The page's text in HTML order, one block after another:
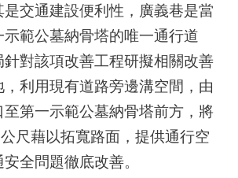
交通建設便利性，廣義巷是當
範公墓納骨塔的唯一通行道
對該項改善工程研擬相關改善
利用現有道路旁邊溝空間，由
至第一示範公墓納骨塔前方，將
尺藉以拓寬路面，提供通行空
全問題徹底改善。